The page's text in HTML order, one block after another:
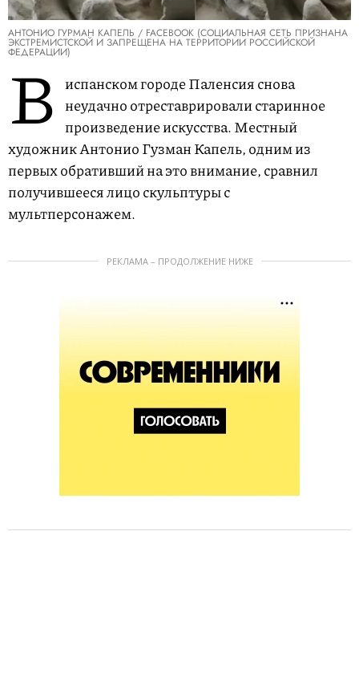
АНТОНИО ГУPМАН КАПЕЛЬ / FACEBOOK (СОЦИАЛЬНАЯ СЕТЬ ПРИЗНАНА
ЭКСТРЕМИСТСКОЙ И ЗАПРЕЩЕНА НА ТЕРРИТОРИИ РОССИЙСКОЙ
ФЕДЕРАЦИИ)
В испанском городе Паленсия снова
неудачно отреставрировали старинное
произведение искусства. Местный
художник Антонио Гузман Капель, одним из
первых обративший на это внимание, сравнил
получившееся лицо скульптуры с
мультперсонажем.
РЕКЛАМА – ПРОДОЛЖЕНИЕ НИЖЕ